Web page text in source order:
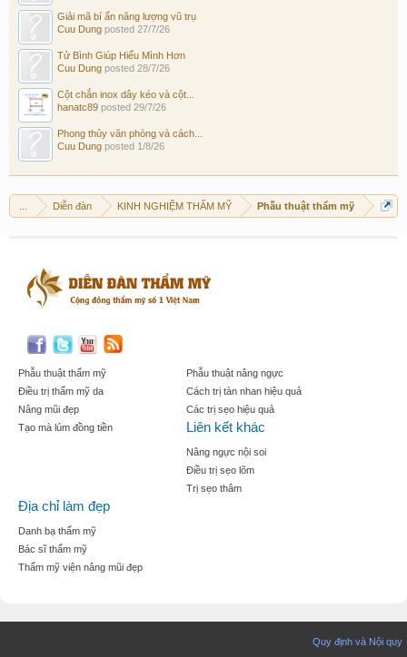
Giải mã bí ẩn năng lượng vũ trụ
Cuu Dung posted 27/7/26
Tử Bình Giúp Hiểu Mình Hơn
Cuu Dung posted 28/7/26
Cột chắn inox dây kéo và cột...
hanatc89 posted 29/7/26
Phong thủy văn phòng và cách...
Cuu Dung posted 1/8/26
Diễn đàn KINH NGHIỆM THẨM MỸ Phẫu thuật thẩm mỹ
Phẫu thuật thẩm mỹ
Điều trị thẩm mỹ da
Nâng mũi đẹp
Tạo mà lúm đồng tiền
Phẫu thuật nâng ngực
Cách trị tàn nhan hiệu quả
Các trị sẹo hiệu quả
Liên kết khác
Nâng ngực nội soi
Điều trị sẹo lõm
Trị sẹo thâm
Địa chỉ làm đẹp
Danh bạ thẩm mỹ
Bác sĩ thẩm mỹ
Thẩm mỹ viện nâng mũi đẹp
Quy định và Nội quy